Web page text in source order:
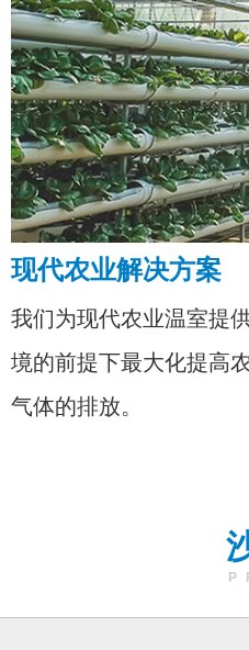
现代农业解决方案
我们为现代农业温室提
境的前提下最大化提高
气体的排放。